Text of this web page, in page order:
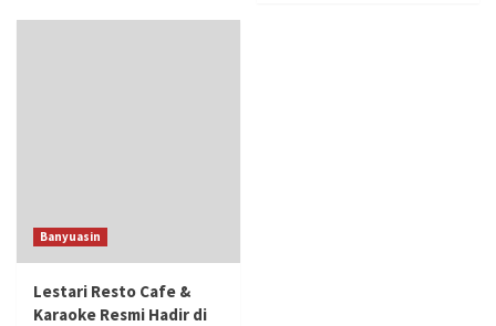
Banyuasin
Lestari Resto Cafe &
Karaoke Resmi Hadir di